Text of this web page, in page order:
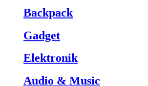
Backpack
Gadget
Elektronik
Audio & Music